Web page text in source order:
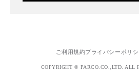
ご利用規約プライバシーポリシ
COPYRIGHT © PARCO.CO.,LTD. ALL